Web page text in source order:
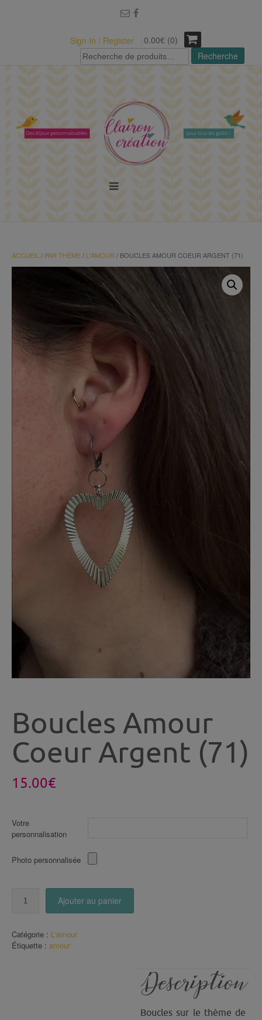
Sign In / Register
0.00€ (0)
Recherche
pour :
Recherche
ACCUEIL / PAR THÈME/ L'AMOUR / BOUCLES AMOUR COEUR ARGENT (71)
Boucles Amour
Coeur Argent (71)
15.00€
Votre
personnalisation
Photo personnalisée
Coeur
Argent
Ajouter au panier
Catégorie : L'amour
Étiquette : amour
Description
Boucles sur le thème de